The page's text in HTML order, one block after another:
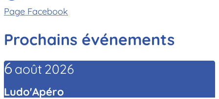
Page Facebook
Prochains événements
6 août 2026
Ludo'Apéro